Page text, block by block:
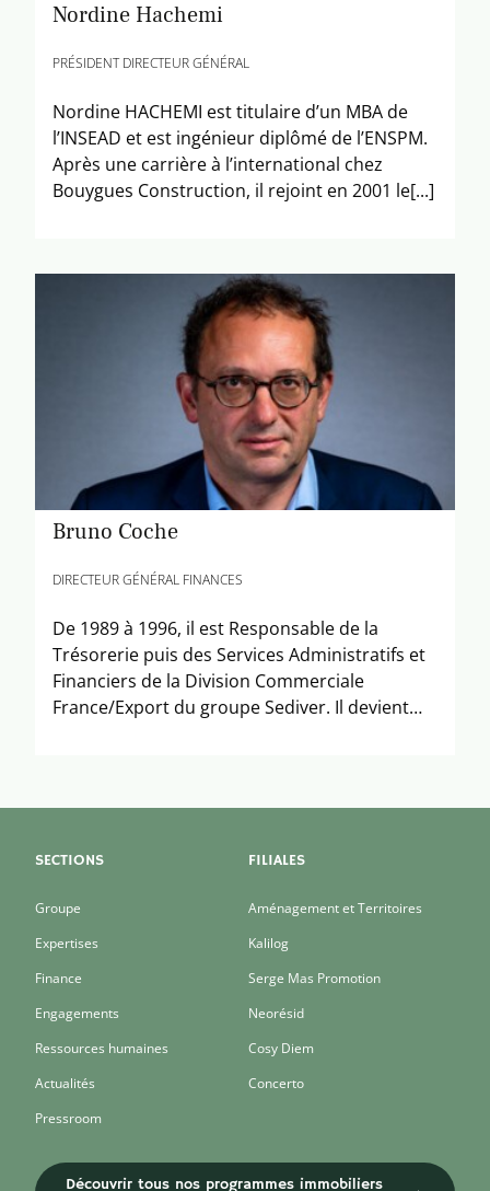
Nordine Hachemi
PRÉSIDENT DIRECTEUR GÉNÉRAL
Nordine HACHEMI est titulaire d’un MBA de
l’INSEAD et est ingénieur diplômé de l’ENSPM.
Après une carrière à l’international chez
Bouygues Construction, il rejoint en 2001 le[...]
Bruno Coche
DIRECTEUR GÉNÉRAL FINANCES
De 1989 à 1996, il est Responsable de la
Trésorerie puis des Services Administratifs et
Financiers de la Division Commerciale
France/Export du groupe Sediver. Il devient
SECTIONS
Groupe
Expertises
Finance
Engagements
Ressources humaines
Actualités
Pressroom
FILIALES
Aménagement et Territoires
Kalilog
Serge Mas Promotion
Neorésid
Cosy Diem
Concerto
Découvrir tous nos programmes immobiliers